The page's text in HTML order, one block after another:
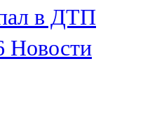
в ДТП
Новости